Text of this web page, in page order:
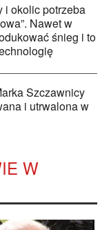
i okolic potrzeba
Nawet w
śnieg i to
Szczawnicy
i utrwalona w
W